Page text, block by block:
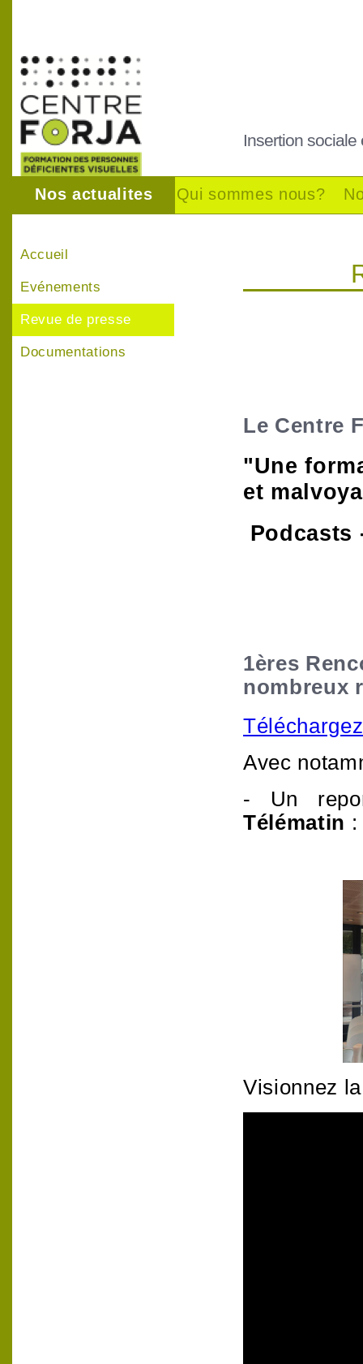
Insertion
Nos actualites Qui sommes nous?
Accueil
Evénements
Revue de presse
Documentations
Le Centre
"Une
et
Podcasts
1ères
nombreux
Avec
- Un
Télématin :
Visionnez